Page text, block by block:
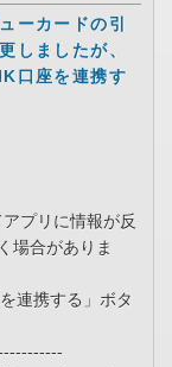
ーカードの引
しましたが、
口座を連携す
プリに情報が反
場合がありま
連携する」ボタ